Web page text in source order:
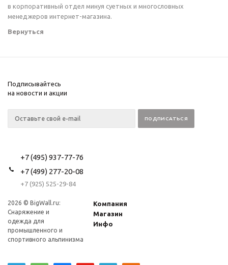
в корпоративный отдел минуя суетных и многословных
менеджеров интернет-магазина.
Вернуться
Подписывайтесь
на новости и акции
+7 (495) 937-77-76
+7 (499) 277-20-08
+7 (925) 525-29-84
2026 © BigWall.ru:
Снаряжение и
одежда для
промышленного и
спортивного альпинизма
Компания
Магазин
Инфо